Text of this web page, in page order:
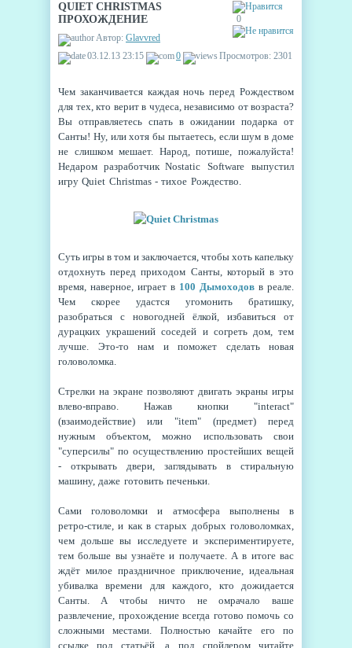
0
QUIET CHRISTMAS
ПРОХОЖДЕНИЕ
Автор: Glavvred
03.12.13 23:15
0 Просмотров: 2301
Чем заканчивается каждая ночь перед Рождеством
для тех, кто верит в чудеса, независимо от возраста?
Вы отправляетесь спать в ожидании подарка от
Санты! Ну, или хотя бы пытаетесь, если шум в доме
не слишком мешает. Народ, потише, пожалуйста!
Недаром разработчикNostatic Software выпустил
игруQuiet Christmas- тихое Рождество.
Суть игры в том и заключается, чтобы хоть капельку
отдохнуть перед приходом Санты, который в это
время, наверное, играет в 100 Дымоходов в реале.
Чем скорее удастся угомонить братишку,
разобраться с новогодней ёлкой, избавиться от
дурацких украшений соседей и согреть дом, тем
лучше. Это-то нам и поможет сделать новая
головоломка.
Стрелки на экране позволяют двигать экраны игры
влево-вправо. Нажав кнопки "interact"
(взаимодействие) или "item" (предмет) перед
нужным объектом, можно использовать свои
"суперсилы" по осуществлению простейших вещей
- открывать двери, заглядывать в стиральную
машину, даже готовить печеньки.
Сами головоломки и атмосфера выполнены в
ретро-стиле, и как в старых добрых головоломках,
чем дольше вы исследуете и экспериментируете,
тем больше вы узнаёте и получаете. А в итоге вас
ждёт милое праздничное приключение, идеальная
убивалка времени для каждого, кто дожидается
Санты. А чтобы ничто не омрачало ваше
развлечение, прохождение всегда готово помочь со
сложными местами. Полностью качайте его по
ссылке под статьёй, а под спойлером читайте